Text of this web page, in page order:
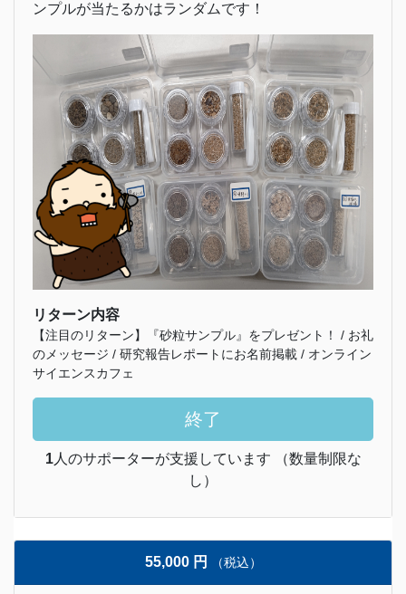
ンプルが当たるかはランダムです！
リターン内容
【注目のリターン】『砂粒サンプル』をプレゼント！ / お礼
のメッセージ / 研究報告レポートにお名前掲載 / オンライン
サイエンスカフェ
終了
1人のサポーターが支援しています （数量制限な
し）
55,000 円 （税込）